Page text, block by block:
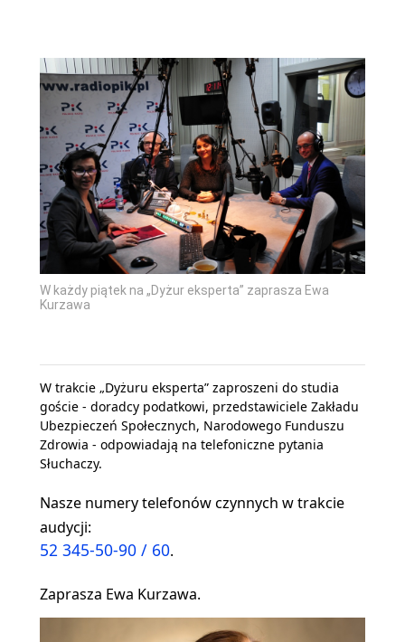
W każdy piątek na „Dyżur eksperta” zaprasza Ewa
Kurzawa
W trakcie „Dyżuru eksperta” zaproszeni do studia
goście - doradcy podatkowi, przedstawiciele Zakładu
Ubezpieczeń Społecznych, Narodowego Funduszu
Zdrowia - odpowiadają na telefoniczne pytania
Słuchaczy.
Nasze numery telefonów czynnych w trakcie
audycji:
52 345-50-90 / 60.
Zaprasza Ewa Kurzawa.